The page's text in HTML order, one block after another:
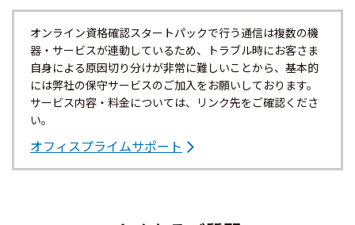
オンライン資格確認スタートパックで行う通信は複数の機
器・サービスが連動しているため、トラブル時にお客さま
自身による原因切り分けが非常に難しいことから、基本的
には弊社の保守サービスのご加入をお願いしております。
サービス内容・料金については、リンク先をご確認くださ
い。
オフィスプライムサポート